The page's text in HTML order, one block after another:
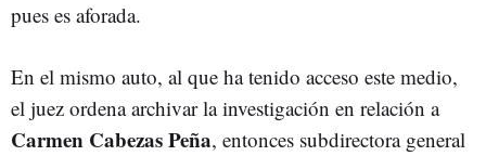
pues es aforada.
En el mismo auto, al que ha tenido acceso este medio,
el juez ordena archivar la investigación en relación a
Carmen Cabezas Peña, entonces subdirectora general